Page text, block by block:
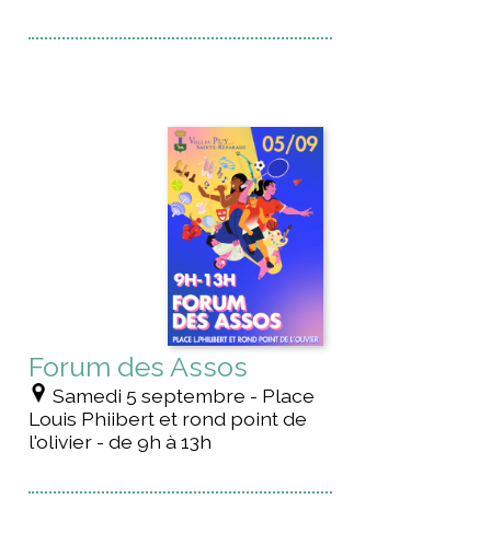
Forum des Assos
Samedi 5 septembre - Place
Louis Phiibert et rond point de
l'olivier - de 9h à 13h